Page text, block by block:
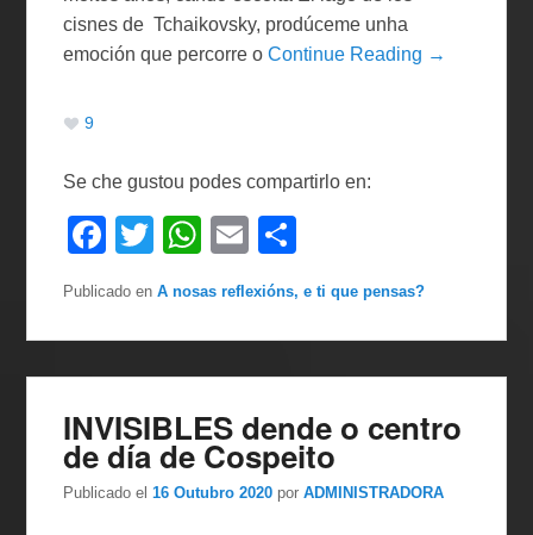
cisnes de Tchaikovsky, prodúceme unha
emoción que percorre oContinue Reading →
9
Se che gustou podes compartirlo en:
F
c
e
b
o
o
k
T
tt
er
W
at
s
A
p
p
E
m
ail m
p
ar
tir
Publicado en A nosas reflexións, e ti que pensas?
INVISIBLES dende o centro
de día de Cospeito
Publicado el16 Outubro 2020 porADMINISTRADORA